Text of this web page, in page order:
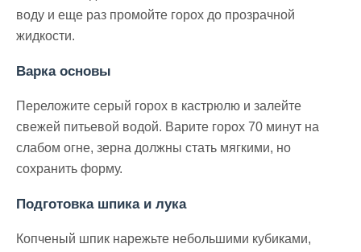
воду и еще раз промойте горох до прозрачной
жидкости.
Варка основы
Переложите серый горох в кастрюлю и залейте
свежей питьевой водой. Варите горох 70 минут на
слабом огне, зерна должны стать мягкими, но
сохранить форму.
Подготовка шпика и лука
Копченый шпик нарежьте небольшими кубиками,